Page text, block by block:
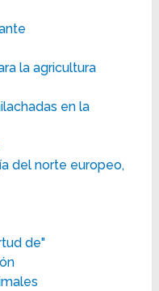
la agricultura
en la
del norte europeo,
de"